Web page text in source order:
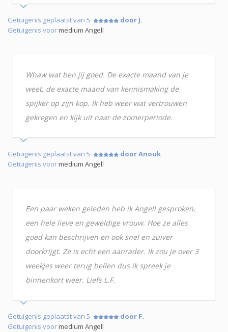
Getuigenis geplaatst van 5
door J.
Getuigenis voormedium Angell
Whaw wat ben jij goed. De exacte maand van je
weet, de exacte maand van kennismaking de
spijker op zijn kop. Ik heb weer wat vertrouwen
gekregen en kijk uit naar de zomerperiode.
Getuigenis geplaatst van 5
door Anouk
Getuigenis voormedium Angell
Een paar weken geleden heb ik Angell gesproken,
een hele lieve en geweldige vrouw. Hoe ze alles
goed kan beschrijven en ook snel en zuiver
doorkrijgt. Ze is echt een aanrader. Ik zou je over 3
weekjes weer terug bellen dus ik spreek je
binnenkort weer. Liefs L.F.
Getuigenis geplaatst van 5
door F.
Getuigenis voormedium Angell